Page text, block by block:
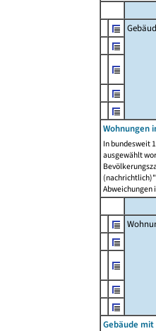
Wohnungen
In bundesweit
ausgewählt
Abweichungen
Gebäude